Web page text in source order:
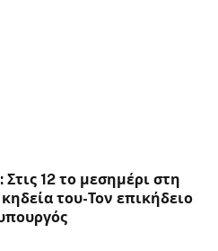
12 το μεσημέρι στη
του-Τον επικήδειο